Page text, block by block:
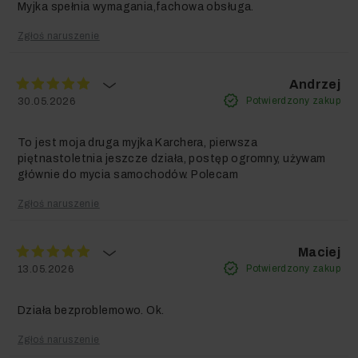
Innowacje w Myjce
Ciśnieniowej K 6 Comfort
Myjka spełnia wymagania,fachowa obsługa.
Zgłoś naruszenie
30.05.2026
Andrzej
Potwierdzony zakup
To jest moja druga myjka Karchera, pierwsza
piętnastoletnia jeszcze działa, postęp ogromny, używam
głównie do mycia samochodów. Polecam
Zgłoś naruszenie
13.05.2026
Maciej
Potwierdzony zakup
Działa bezproblemowo. Ok.
Zgłoś naruszenie